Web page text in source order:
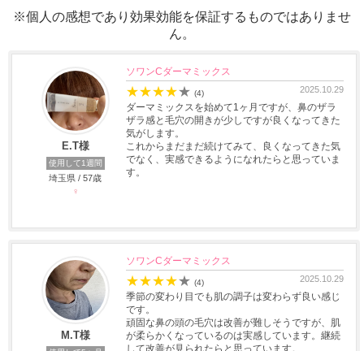
※個人の感想であり効果効能を保証するものではありませ
ん。
E.T様
使用して1週間
埼玉県 / 57歳
♀
ソワンCダーマミックス
★★★★★ (4) 2025.10.29
ダーマミックスを始めて1ヶ月ですが、鼻のザラ
ザラ感と毛穴の開きが少しですが良くなってきた
気がします。
これからまだまだ続けてみて、良くなってきた気
でなく、実感できるようになれたらと思っていま
す。
M.T様
ソワンCダーマミックス
★★★★★ (4) 2025.10.29
季節の変わり目でも肌の調子は変わらず良い感じ
です。
頑固な鼻の頭の毛穴は改善が難しそうですが、肌
が柔らかくなっているのは実感しています。継続
して改善が見られたらと思っています。